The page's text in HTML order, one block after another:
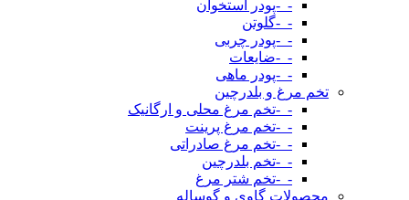
-_-پودر استخوان
-_-گلوتن
-_-پودر چربی
-_-ضایعات
-_-پودر ماهی
تخم مرغ و بلدرچین
-_-تخم مرغ محلی و ارگانیک
-_-تخم مرغ پرینت
-_-تخم مرغ صادراتی
-_-تخم بلدرچین
-_-تخم شتر مرغ
محصولات گاوی و گوساله